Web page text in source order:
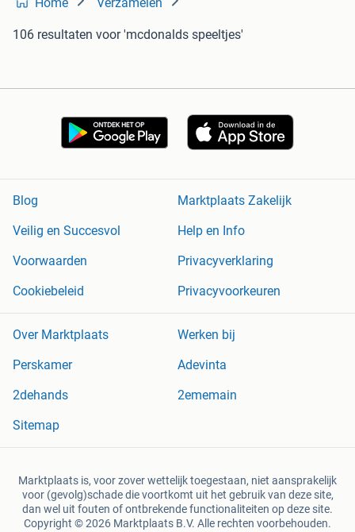
106 resultaten voor 'mcdonalds speeltjes'
Blog
Marktplaats Zakelijk
Veilig en Succesvol
Help en Info
Voorwaarden
Privacyverklaring
Cookiebeleid
Privacyvoorkeuren
Over Marktplaats
Werken bij
Perskamer
Adevinta
2dehands
2ememain
Sitemap
Marktplaats is, voor zover wettelijk toegestaan, niet aansprakelijk
voor (gevolg)schade die voortkomt uit het gebruik van deze site,
dan wel uit fouten of ontbrekende functionaliteiten op deze site.
Copyright © 2026 Marktplaats B.V. Alle rechten voorbehouden.